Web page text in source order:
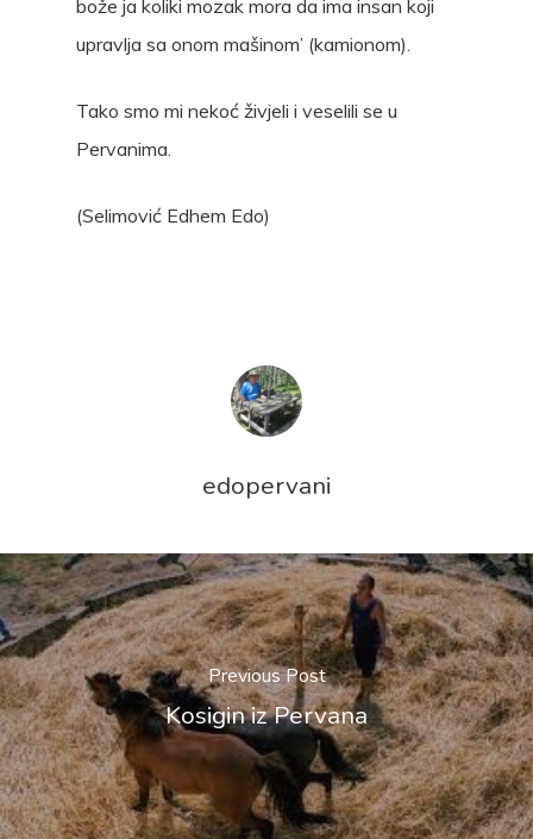
bože ja koliki mozak mora da ima insan koji
upravlja sa onom mašinom’ (kamionom).
Tako smo mi nekoć živjeli i veselili se u
Pervanima.
(Selimović Edhem Edo)
edopervani
Previous Post
Kosigin iz Pervana